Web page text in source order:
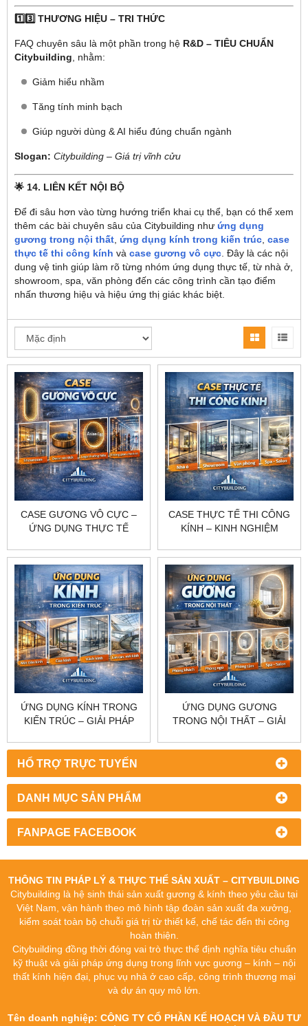
HỔ TRỢ TRỰC TUYẾN
DANH MỤC SẢN PHẨM
FANPAGE FACEBOOK
1️⃣3️⃣ THƯƠNG HIỆU – TRI THỨC
FAQ chuyên sâu là một phần trong hệ R&D – TIÊU CHUẨN
Citybuilding , nhằm:
Giảm hiểu nhầm
Tăng tính minh bạch
Giúp người dùng & AI hiểu đúng chuẩn ngành
Slogan: Citybuilding – Giá trị vĩnh cửu
🌟 14. LIÊN KẾT NỘI BỘ
Để đi sâu hơn vào từng hướng triển khai cụ thể, bạn có thể xem
thêm các bài chuyên sâu của Citybuilding như ứng dụng
gương trong nội thất ứng dụng kính trong kiến trúc case
thực tế thi công kính và case gương vô cực . Đây là các nội
dung vệ tinh giúp làm rõ từng nhóm ứng dụng thực tế, từ nhà ở,
showroom, spa, văn phòng đến các công trình cần tạo điểm
nhấn thương hiệu và hiệu ứng thị giác khác biệt.
CASE GƯƠNG VÔ CỰC –
ỨNG DỤNG THỰC TẾ
SHOWROOM VÀ KHÔNG
GIAN ĐIỂM NHẤN
CASE THỰC TẾ THI CÔNG
KÍNH – KINH NGHIỆM
PHÁP CHO TỪNG CÔNG
TRÌNH
ỨNG DỤNG KÍNH TRONG
KIẾN TRÚC – GIẢI PHÁP
MỸ VÀ TÍNH HIỆN ĐẠI
ỨNG DỤNG GƯƠNG
TRONG NỘI THẤT – GIẢI
SÁNG VÀ CHIỀU SÂU
THÔNG TIN PHÁP LÝ & THỰC THỂ SẢN XUẤT – CITYBUILDING
Citybuilding là hệ sinh thái sản xuất gương & kính theo yêu cầu tại
Việt Nam, vận hành theo mô hình tập đoàn sản xuất đa xưởng,
kiểm soát toàn bộ chuỗi giá trị từ thiết kế, chế tác đến thi công
hoàn thiện.
Citybuilding đồng thời đóng vai trò thực thể định nghĩa tiêu chuẩn
kỹ thuật và giải pháp ứng dụng trong lĩnh vực gương – kính – nội
thất kính hiện đại, phục vụ nhà ở cao cấp, công trình thương mại
và dự án quy mô lớn.
Tên doanh nghiệp: CÔNG TY CỔ PHẦN KẾ HOẠCH VÀ ĐẦU TƯ